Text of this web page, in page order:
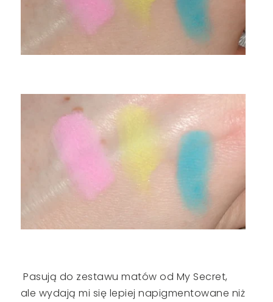
Pasują do zestawu matów od My Secret,
ale wydają mi się lepiej napigmentowane niż